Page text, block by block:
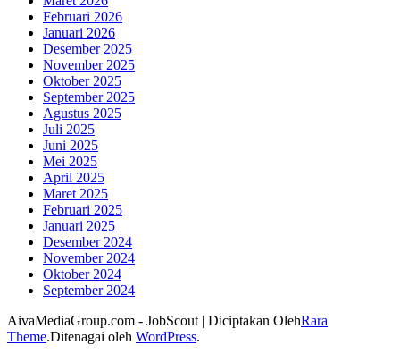
Februari 2026
Januari 2026
Desember 2025
November 2025
Oktober 2025
September 2025
Agustus 2025
Juli 2025
Juni 2025
Mei 2025
April 2025
Maret 2025
Februari 2025
Januari 2025
Desember 2024
November 2024
Oktober 2024
September 2024
AivaMediaGroup.com - JobScout | Diciptakan OlehRara
Theme.Ditenagai oleh WordPress.